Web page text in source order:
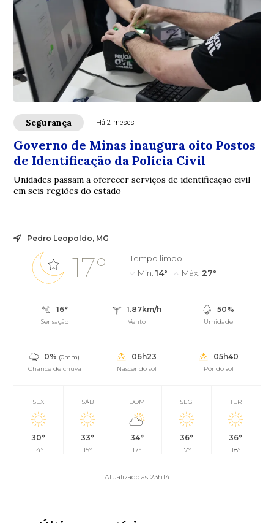
Segurança Há 2 meses
Governo de Minas inaugura oito Postos
de Identificação da Polícia Civil
Unidades passam a oferecer serviços de identificação civil
em seis regiões do estado
Pedro Leopoldo, MG
17°
Tempo limpo
Mín. 14° Máx. 27°
16°
Sensação
1.87km/h
Vento
50%
Umidade
0% (0mm)
Chance de chuva
06h23
Nascer do sol
05h40
Pôr do sol
SEX
30°
14°
SÁB
33°
15°
DOM
34°
17°
SEG
36°
17°
TER
36°
18°
Atualizado às 23h14